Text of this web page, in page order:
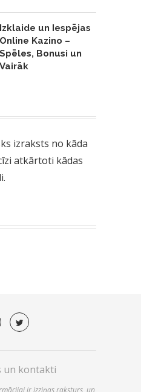
Izklaide un Iespējas
Online Kazino –
Spēles, Bonusi un
Vairāk
izraksts no kāda
atkārtoti kādas
un kontakti